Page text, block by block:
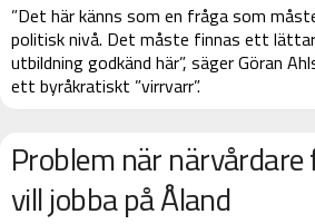
”Det här känns som en fråga som
politisk nivå. Det måste finnas ett
utbildning godkänd här”, säger Göran
ett byråkratiskt ”virrvarr”.
Problem när närvårdare
vill jobba på Åland